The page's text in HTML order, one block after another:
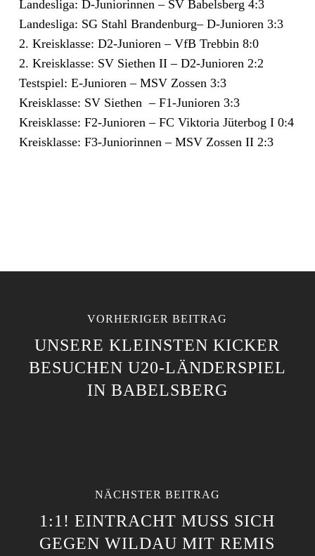
Landesliga: D-Juniorinnen – SV Babelsberg 4:3
Landesliga: SG Stahl Brandenburg– D-Junioren 3:3
2. Kreisklasse: D2-Junioren – VfB Trebbin 8:0
2. Kreisklasse: SV Siethen II – D2-Junioren 2:2
Testspiel: E-Junioren – MSV Zossen 3:3
Kreisklasse: SV Siethen – F1-Junioren 3:3
Kreisklasse: F2-Junioren – FC Viktoria Jüterbog I 0:4
Kreisklasse: F3-Juniorinnen – MSV Zossen II 2:3
VORHERIGER BEITRAG
UNSERE KLEINSTEN KICKER
BESUCHEN U20-LÄNDERSPIEL
IN BABELSBERG
NÄCHSTER BEITRAG
1:1! EINTRACHT MUSS SICH
GEGEN WILDAU MIT REMIS